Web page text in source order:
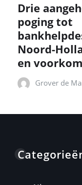
Drie
poging tot
Noord-
en
Grover de